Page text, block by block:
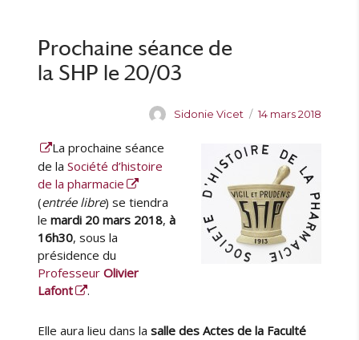
e
s
e
x
m
p
e
e
i
Prochaine séance de
la SHP le 20/03
ASidonie Vicet
P
b
é
l
e
14 mars 2018
La prochaine séance
de laSociété d’histoire
de la pharmacie
(entrée libre) se tiendra
lemardi 20 mars 2018, à
16h30, sous la
présidence du
ProfesseurOlivier
Lafont
.
Elle aura lieu dans lasalle des Actes de la Faculté